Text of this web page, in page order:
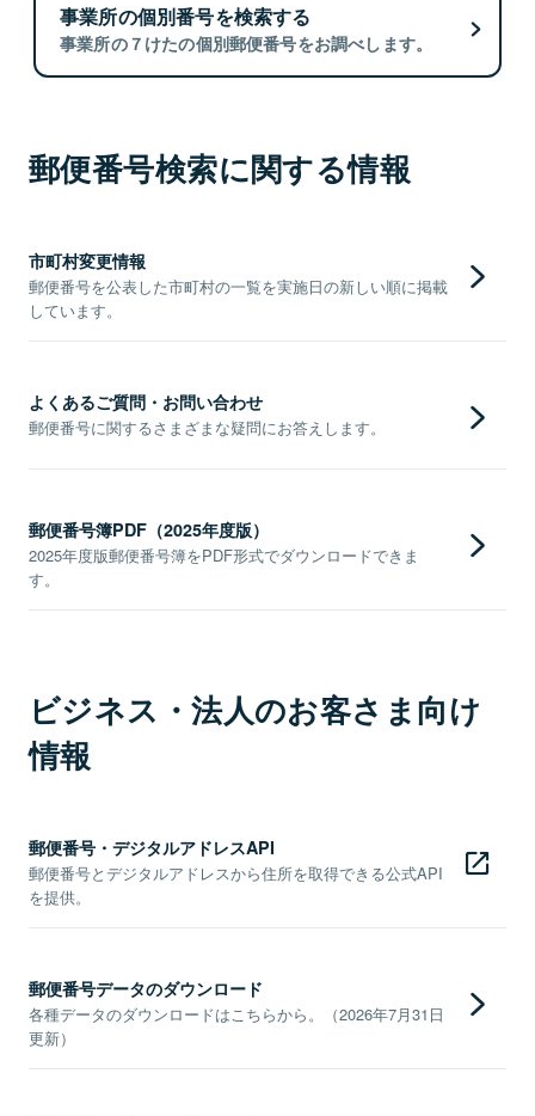
事業所の個別番号を検索する
事業所の７けたの個別郵便番号をお調べします。
郵便番号検索に関する情報
市町村変更情報
郵便番号を公表した市町村の一覧を実施日の新しい順に掲載
しています。
よくあるご質問・お問い合わせ
郵便番号に関するさまざまな疑問にお答えします。
郵便番号簿PDF（2025年度版）
2025年度版郵便番号簿をPDF形式でダウンロードできま
す。
ビジネス・法人のお客さま向け
情報
郵便番号・デジタルアドレスAPI
郵便番号とデジタルアドレスから住所を取得できる公式API
を提供。
郵便番号データのダウンロード
各種データのダウンロードはこちらから。（2026年7月31日
更新）